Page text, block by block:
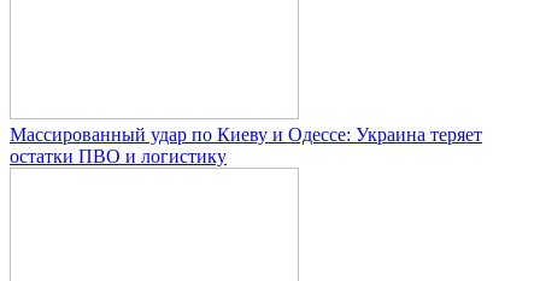
Массированный удар по Киеву и Одессе: Украина теряет
остатки ПВО и логистику